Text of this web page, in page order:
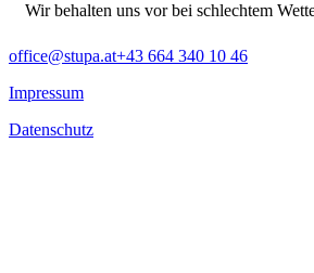
Wir behalten uns vor bei schlechtem
office@stupa.at+43 664 340 10 46
Impressum
Datenschutz